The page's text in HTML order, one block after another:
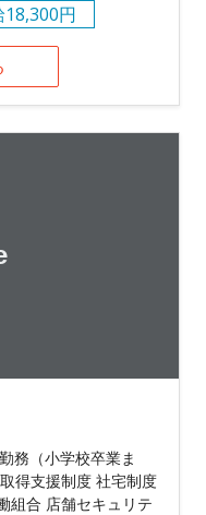
18,300円
務（小学校卒業ま
得支援制度 社宅制度
組合 店舗セキュリテ